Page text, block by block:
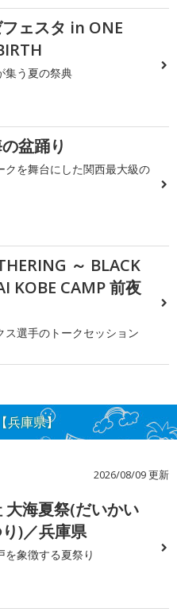
ェスタ in ONE
集う夏の祭典
盆踊り
クを舞台にした関西最大級の
～ BLACK
KOBE CAMP 前夜
ス選手のトークセッション
兵庫県】
2026/08/09 更新
大海夏祭(だいかい
)／兵庫県
を象徴する夏祭り